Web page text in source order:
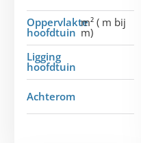
Oppervlakte
hoofdtuin
m² ( m bij
m)
Ligging
hoofdtuin
Achterom